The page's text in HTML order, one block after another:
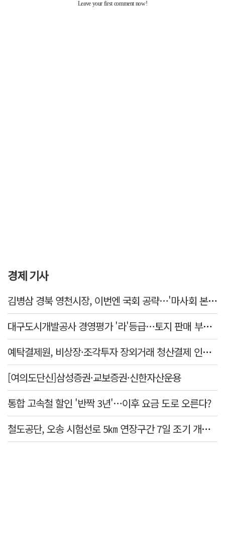
경제 기사
김병삼 경북 영천시장, 이번엔 국회 공략…'마사회 본사 이전·광역교통망 확충' 요청
대구도시개발공사 경영평가 '라'등급…토지 판매 부진에 1년 만에 두 단계 '뚝'
예탁결제원, 비상장·조각투자 장외거래 청산결제 인프라 구축 착수…연내 가동
[여의도단신]삼성증권·교보증권·신한자산운용
통합 고속철 할인 '반짝 3년'…이후 요금 도로 오른다?
철도공단, 오송 시험선로 5㎞ 연장구간 7일 조기 개통…LA 메트로 사업 지원